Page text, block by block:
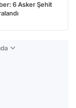
6 Asker Şehit